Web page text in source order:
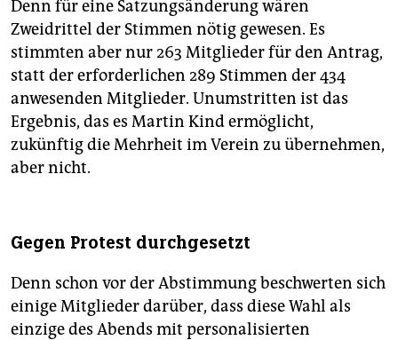
Denn für eine Satzungsänderung wären
Zweidrittel der Stimmen nötig gewesen. Es
stimmten aber nur 263 Mitglieder für den Antrag,
statt der erforderlichen 289 Stimmen der 434
anwesenden Mitglieder. Unumstritten ist das
Ergebnis, das es Martin Kind ermöglicht,
zukünftig die Mehrheit im Verein zu übernehmen,
aber nicht.
Gegen Protest durchgesetzt
Denn schon vor der Abstimmung beschwerten sich
einige Mitglieder darüber, dass diese Wahl als
einzige des Abends mit personalisierten